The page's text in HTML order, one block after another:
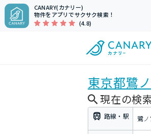
CANARY(カナリー)
物件をアプリでサクサク検索！
(4.8)
東京都鷺
現在の検
路線・駅 鷺ノ